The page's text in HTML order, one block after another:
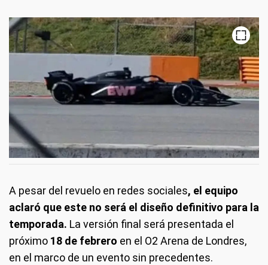
A pesar del revuelo en redes sociales, el equipo
aclaró que este no será el diseño definitivo para la
temporada. La versión final será presentada el
próximo 18 de febrero en el O2 Arena de Londres,
en el marco de un evento sin precedentes.